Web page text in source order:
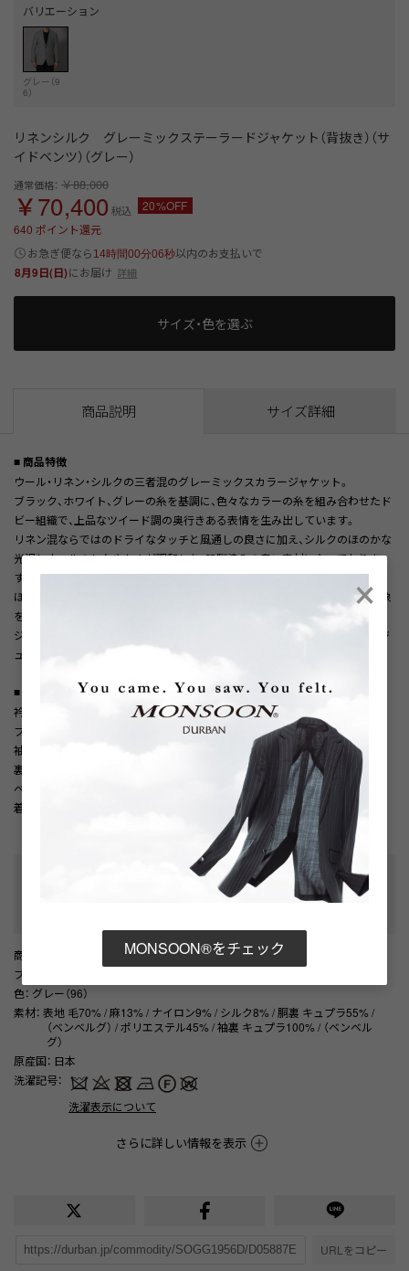
バリエーション
グレー（9
6）
リネンシルク グレーミックステーラードジャケット（背抜き）（サ
イドベンツ）（グレー）
通常価格： ￥88,000
￥70,400 税込
20%OFF
640 ポイント還元
お急ぎ便なら 14時間00分06秒以内のお支払いで
8月9日(日)にお届け 詳細
サイズ・色を選ぶ
商品説明 サイズ詳細
■ 商品特徴
ウール・リネン・シルクの三者混のグレーミックスカラージャケット。
ブラック、ホワイト、グレーの糸を基調に、色々なカラーの糸を組み合わせたド
ビー組織で、上品なツイード調の奥行きある表情を生み出しています。
リネン混ならではのドライなタッチと風通しの良さに加え、シルクのほのかな
光沢とウールのしなやかさが調和した、肌馴染みの良い素材になっておりま
す。
ほどよい抜け感と落ち着きのある色合いで、シンプルながらも洗練された印象
を与えてくれます。
ジャケットスタイルに柔らかさを添えたいビジネスシーンから、きれいめカジ
ュアルまで、幅広い着こなしに対応する一着です。
■ 商品仕様
衿型（ラペル）: ノッチドラペル
フロント釦:2つ
袖釦: 4つ
裏地仕様:背抜き
ベント:サイドベンツ
着用シーズン:春・夏
サイドベンツ
商品番号
： D05887EM002045
ブランド商品番号
色： グレー（96）
素材： 表地 毛70% / 麻13% / ナイロン9% / シルク8% / 胴裏 キュプラ55% /
（ベンベルグ） / ポリエステル45% / 袖裏 キュプラ100% / （ベンベル
グ）
原産国： 日本
洗濯記号：
洗濯表示について
さらに詳しい情報を表示
URLをコピー
×
MONSOON®をチェック